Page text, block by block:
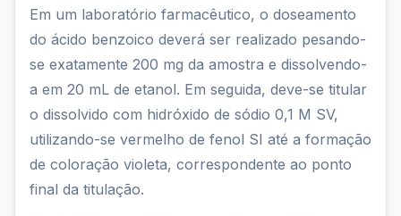
Em
um
laboratório
farmacêutico,
o
doseamento
Em um laboratório farmacêutico, o doseamento
do ácido benzoico deverá ser realizado pesando-
se exatamente 200 mg da amostra e dissolvendo-
a em 20 mL de etanol. Em seguida, deve-se titular
o dissolvido com hidróxido de sódio 0,1 M SV,
utilizando-se vermelho de fenol SI até a formação
de coloração violeta, correspondente ao ponto
final da titulação.